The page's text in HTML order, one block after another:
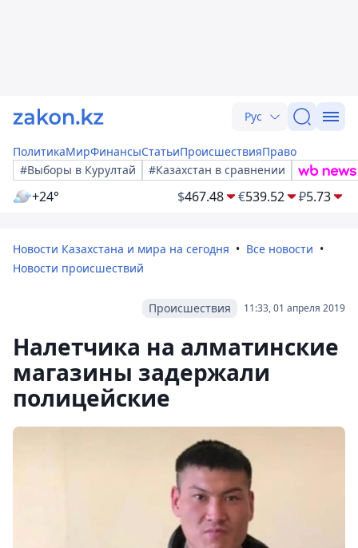
Рус
ПолитикаМирФинансыСтатьиПроисшествияПраво
#Выборы в Курултай
#Казахстан в сравнении
+24° $467.48 €539.52 ₽5.73
Новости Казахстана и мира на сегодня
Все новости
Новости происшествий
11:33, 01 апреля 2019
Происшествия
Налетчика на алматинские
магазины задержали
полицейские